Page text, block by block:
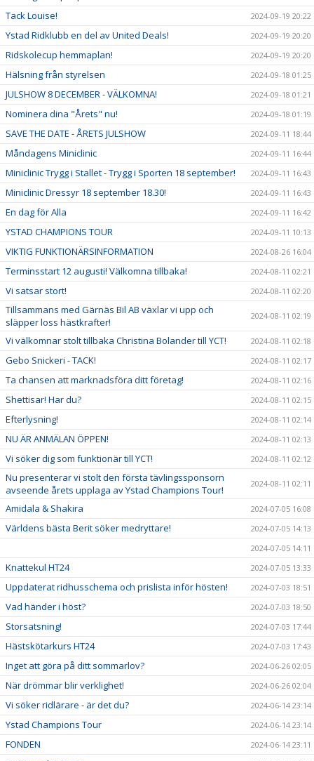
Tack Louise! 2024-09-19 20:22
Ystad Ridklubb en del av United Deals! 2024-09-19 20:20
Ridskolecup hemmaplan! 2024-09-19 20:20
Hälsning från styrelsen 2024-09-18 01:25
JULSHOW 8 DECEMBER - VÄLKOMNA! 2024-09-18 01:21
Nominera dina "Årets" nu! 2024-09-18 01:19
SAVE THE DATE - ÅRETS JULSHOW 2024-09-11 18:44
Måndagens Miniclinic 2024-09-11 16:44
Miniclinic Trygg i Stallet - Trygg i Sporten 18 september! 2024-09-11 16:43
Miniclinic Dressyr 18 september 18.30! 2024-09-11 16:43
En dag för Alla 2024-09-11 16:42
YSTAD CHAMPIONS TOUR 2024-09-11 10:13
VIKTIG FUNKTIONÄRSINFORMATION 2024-08-26 16:04
Terminsstart 12 augusti! Välkomna tillbaka! 2024-08-11 02:21
Vi satsar stort! 2024-08-11 02:20
Tillsammans med Gärnäs Bil AB växlar vi upp och
släpper loss hästkrafter!
2024-08-11 02:19
Vi välkomnar stolt tillbaka Christina Bolander till YCT! 2024-08-11 02:18
Gebo Snickeri - TACK! 2024-08-11 02:17
Ta chansen att marknadsföra ditt företag! 2024-08-11 02:16
Shettisar! Har du? 2024-08-11 02:15
Efterlysning! 2024-08-11 02:14
NU ÄR ANMÄLAN ÖPPEN! 2024-08-11 02:13
Vi söker dig som funktionär till YCT! 2024-08-11 02:12
Nu presenterar vi stolt den första tävlingssponsorn
avseende årets upplaga av Ystad Champions Tour!
2024-08-11 02:11
Amidala & Shakira 2024-07-05 16:08
Världens bästa Berit söker medryttare!
2024-07-05 14:13
2024-07-05 14:11
Knattekul HT24 2024-07-05 13:33
Uppdaterat ridhusschema och prislista inför hösten! 2024-07-03 18:51
Vad händer i höst? 2024-07-03 18:50
Storsatsning! 2024-07-03 17:44
Hästskötarkurs HT24 2024-07-03 17:43
Inget att göra på ditt sommarlov? 2024-06-26 02:05
När drömmar blir verklighet! 2024-06-26 02:04
Vi söker ridlärare - är det du? 2024-06-14 23:14
Ystad Champions Tour 2024-06-14 23:14
FONDEN 2024-06-14 23:11